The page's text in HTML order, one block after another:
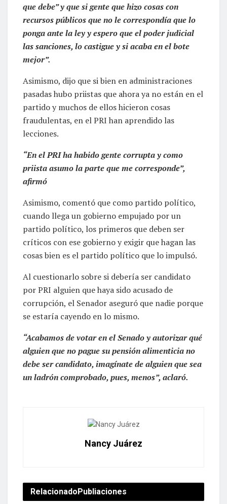
que debe” y que si gente que hizo cosas con
recursos públicos que no le correspondía que lo
ponga ante la ley y espero que el poder judicial
las sanciones, lo castigue y si acaba en el bote
mejor”.
Asimismo, dijo que si bien en administraciones
pasadas hubo priistas que ahora ya no están en el
partido y muchos de ellos hicieron cosas
fraudulentas, en el PRI han aprendido las
lecciones.
“En el PRI ha habido gente corrupta y como
priista asumo la parte que me corresponde”,
afirmó
Asimismo, comentó que como partido político,
cuando llega un gobierno empujado por un
partido político, los primeros que deben ser
críticos con ese gobierno y exigir que hagan las
cosas bien es el partido político que lo impulsó.
Al cuestionarlo sobre si debería ser candidato
por PRI alguien que haya sido acusado de
corrupción, el Senador aseguró que nadie porque
se estaría cayendo en lo mismo.
“Acabamos de votar en el Senado y autorizar qué
alguien que no pague su pensión alimenticia no
debe ser candidato, imagínate de alguien que sea
un ladrón comprobado, pues, menos”, aclaró.
Nancy Juárez
RelacionadoPubliaciones